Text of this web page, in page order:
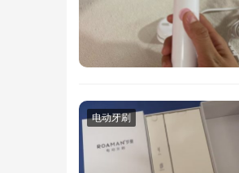
电动牙刷